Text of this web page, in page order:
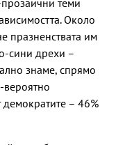
Около
празненствата им
сини дрехи –
знаме, спрямо
вероятно
– 46%